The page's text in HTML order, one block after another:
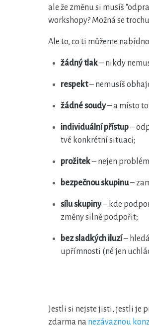
ale že změnu si musíš
workshopy? Možná se
Ale to, co ti můžeme
žádný tlak– nikdy
respekt– nemusíš
žádné soudy– a místo
individuální přístup–
tvé konkrétní situaci;
prožitek– nejen
bezpečnou skupinu–
sílu skupiny– kde
změny silně podpořit;
bez sladkých iluzí–
upřímnosti (né jen
Jestli si nejste jisti, jestli je
zdarma na nezávaznou